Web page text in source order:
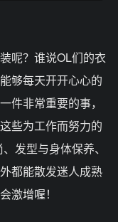
呢？谁说OL们的衣
够每天开开心心的
件非常重要的事，
些为工作而努力的
发型与身体保养、
都能散发迷人成熟
激增喔！